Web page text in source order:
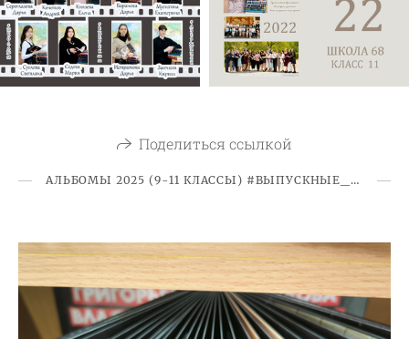
Поделиться ссылкой
АЛЬБОМЫ 2025 (9-11 КЛАССЫ) #ВЫПУСКНЫЕ_АЛЬБОМЫ #ДИПЛОМЫ_ВЫПУСКНИКА